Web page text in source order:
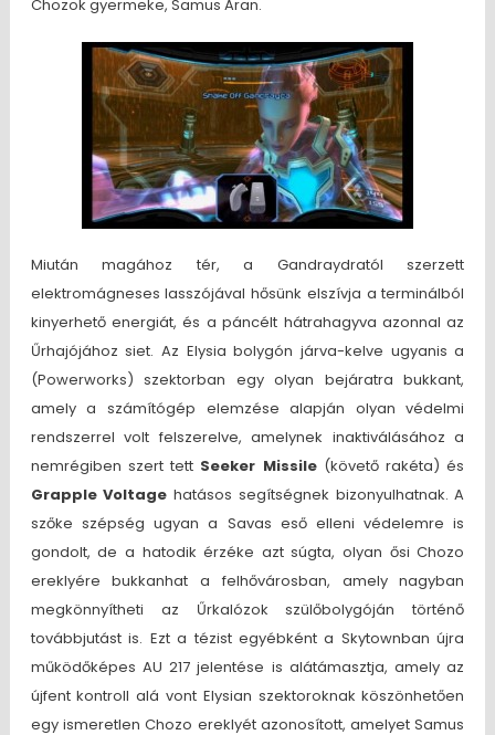
Chozok gyermeke, Samus Aran.
Miután magához tér, a Gandraydratól szerzett
elektromágneses lasszójával hősünk elszívja a terminálból
kinyerhető energiát, és a páncélt hátrahagyva azonnal az
Űrhajójához siet. Az Elysia bolygón járva-kelve ugyanis a
(Powerworks) szektorban egy olyan bejáratra bukkant,
amely a számítógép elemzése alapján olyan védelmi
rendszerrel volt felszerelve, amelynek inaktiválásához a
nemrégiben szert tett Seeker Missile(követő rakéta) és
Grapple Voltage hatásos segítségnek bizonyulhatnak. A
szőke szépség ugyan a Savas eső elleni védelemre is
gondolt, de a hatodik érzéke azt súgta, olyan ősi Chozo
ereklyére bukkanhat a felhővárosban, amely nagyban
megkönnyítheti az Űrkalózok szülőbolygóján történő
továbbjutást is. Ezt a tézist egyébként a Skytownban újra
működőképes AU 217 jelentése is alátámasztja, amely az
újfent kontroll alá vont Elysian szektoroknak köszönhetően
egy ismeretlen Chozo ereklyét azonosított, amelyet Samus